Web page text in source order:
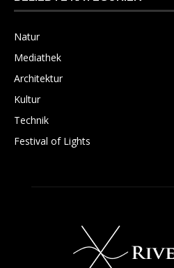
Natur
Mediathek
Architektur
Kultur
Technik
Festival of Lights